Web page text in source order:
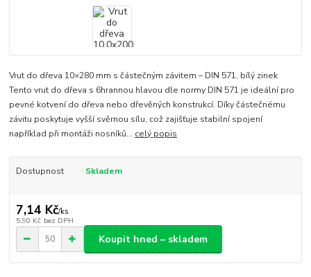
Vrut do dřeva 10×280 mm s částečným závitem – DIN 571, bílý zinek
Tento vrut do dřeva s 6hrannou hlavou dle normy DIN 571 je ideální pro
pevné kotvení do dřeva nebo dřevěných konstrukcí. Díky částečnému
závitu poskytuje vyšší svěrnou sílu, což zajišťuje stabilní spojení
například při montáži nosníků... celý popis
Dostupnost Skladem
7,14 Kč/ks
5,90 Kč bez DPH
Koupit hned – skladem